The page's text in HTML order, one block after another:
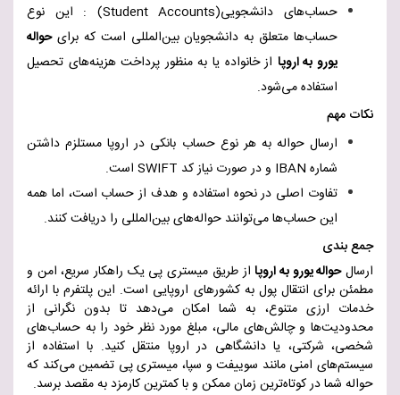
حساب‌های دانشجویی(Student Accounts) : این نوع
حساب‌ها متعلق به دانشجویان بین‌المللی است که برایحواله
یورو به اروپا از خانواده یا به منظور پرداخت هزینه‌های تحصیل
استفاده می‌شود.
نکات مهم
ارسال حواله به هر نوع حساب بانکی در اروپا مستلزم داشتن
شماره IBAN و در صورت نیاز کد SWIFT است.
تفاوت اصلی در نحوه استفاده و هدف از حساب است، اما همه
این حساب‌ها می‌توانند حواله‌های بین‌المللی را دریافت کنند.
جمع بندی
ارسالحواله یورو به اروپااز طریق میستری پی یک راهکار سریع، امن و
مطمئن برای انتقال پول به کشورهای اروپایی است. این پلتفرم با ارائه
خدمات ارزی متنوع، به شما امکان می‌دهد تا بدون نگرانی از
محدودیت‌ها و چالش‌های مالی، مبلغ مورد نظر خود را به حساب‌های
شخصی، شرکتی، یا دانشگاهی در اروپا منتقل کنید. با استفاده از
سیستم‌های امنی مانند سوییفت و سپا، میستری پی تضمین می‌کند که
حواله شما در کوتاه‌ترین زمان ممکن و با کمترین کارمزد به مقصد برسد.